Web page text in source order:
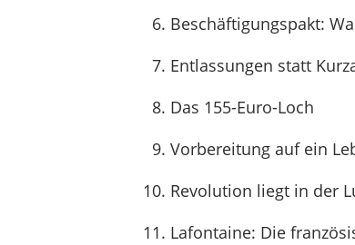
Beschäftigungspakt:
Entlassungen statt
Das 155-Euro-Loch
Vorbereitung auf ein
Revolution liegt in der
Lafontaine: Die